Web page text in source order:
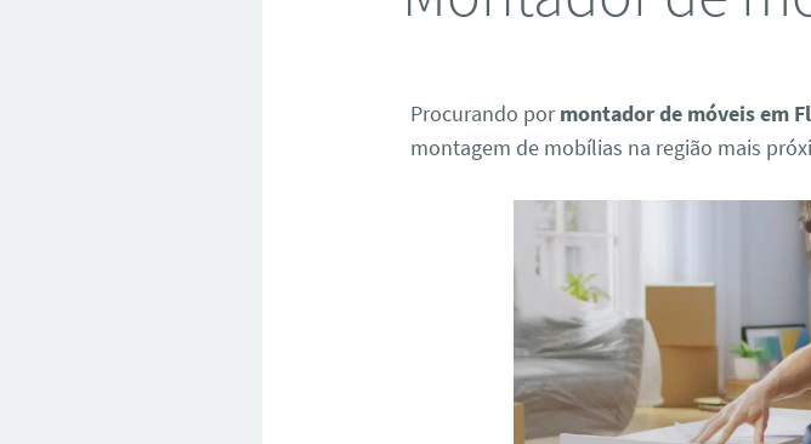
Procurando pormontador de móveis em
montagem de mobílias na região mais